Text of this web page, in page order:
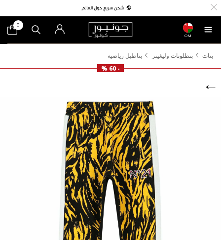
OM
0
بنات بنطلونات وليغينز
بناطيل رياضية
- 60 %